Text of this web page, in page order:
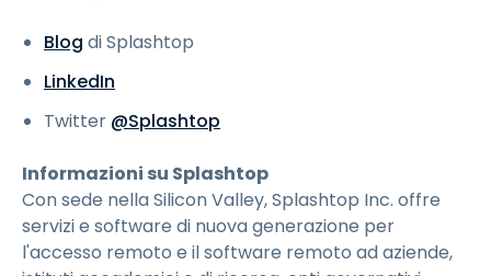
Blog di Splashtop
LinkedIn
Twitter @Splashtop
Informazioni su Splashtop
Con sede nella Silicon Valley, Splashtop Inc. offre
servizi e software di nuova generazione per
l'accesso remoto e il software remoto ad aziende,